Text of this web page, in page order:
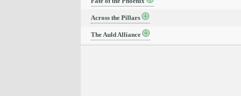
Across the Pillars
The Auld Alliance